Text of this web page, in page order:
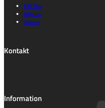
ESS Play
Biljetter
Schema
Kontakt
Information